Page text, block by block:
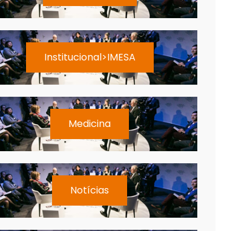
Institucional>IMESA
Medicina
Notícias